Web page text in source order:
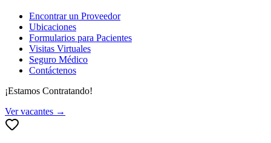
Encontrar un Proveedor
Ubicaciones
Formularios para Pacientes
Visitas Virtuales
Seguro Médico
Contáctenos
¡Estamos Contratando!
Ver vacantes →